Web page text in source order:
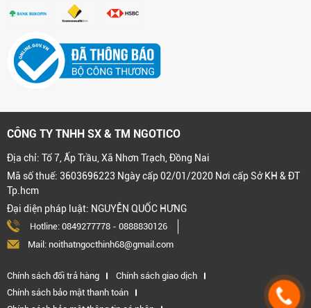
CÔNG TY TNHH SX & TM NGOTICO
Địa chỉ: Tổ 7, Ấp Trầu, Xã Nhơn Trạch, Đồng Nai
Mã số thuế: 3603696223 Ngày cấp 02/01/2020 Nơi cấp Sở KH & ĐT
Tp.hcm
Đại diện pháp luật: NGUYỄN QUỐC HƯNG
Hotline: 0849277778 - 0888830126
Mail: noithatngocthinh68@gmail.com
Chính sách đổi trả hàng
Chính sách giao dịch
Chính sách bảo mật thanh toán